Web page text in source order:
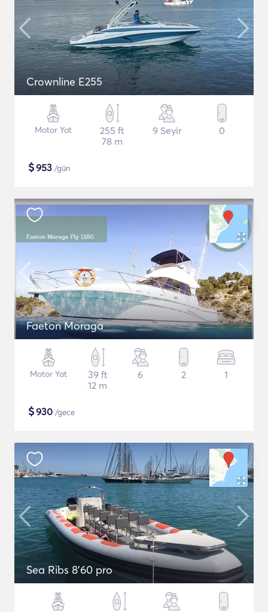
Crownline E255
Motor Yat
255 ft
78 m
9 Seyir 0
$953 /gün
Faeton Moraga
Motor Yat
39 ft
12 m
6 2 1
$930 /gece
Sea Ribs 8'60 pro